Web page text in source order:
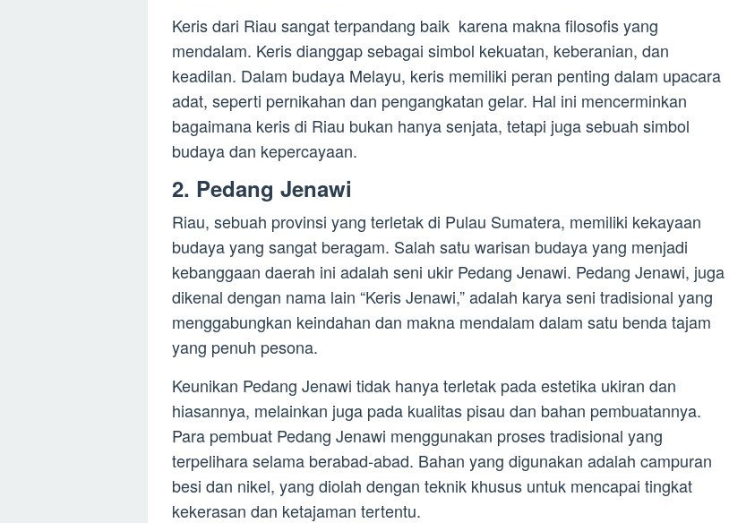
Keris dari Riau sangat terpandang baik karena makna filosofis yang
mendalam. Keris dianggap sebagai simbol kekuatan, keberanian, dan
keadilan. Dalam budaya Melayu, keris memiliki peran penting dalam upacara
adat, seperti pernikahan dan pengangkatan gelar. Hal ini mencerminkan
bagaimana keris di Riau bukan hanya senjata, tetapi juga sebuah simbol
budaya dan kepercayaan.
2. Pedang Jenawi
Riau, sebuah provinsi yang terletak di Pulau Sumatera, memiliki kekayaan
budaya yang sangat beragam. Salah satu warisan budaya yang menjadi
kebanggaan daerah ini adalah seni ukir Pedang Jenawi. Pedang Jenawi, juga
dikenal dengan nama lain “Keris Jenawi,” adalah karya seni tradisional yang
menggabungkan keindahan dan makna mendalam dalam satu benda tajam
yang penuh pesona.
Keunikan Pedang Jenawi tidak hanya terletak pada estetika ukiran dan
hiasannya, melainkan juga pada kualitas pisau dan bahan pembuatannya.
Para pembuat Pedang Jenawi menggunakan proses tradisional yang
terpelihara selama berabad-abad. Bahan yang digunakan adalah campuran
besi dan nikel, yang diolah dengan teknik khusus untuk mencapai tingkat
kekerasan dan ketajaman tertentu.